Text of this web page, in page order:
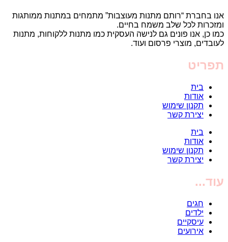
אנו בחברת “רותם מתנות מעוצבות” מתמחים במתנות ממותגות
ומזכרות לכל שלב משמח בחיים.
כמו כן, אנו פונים גם לנישה העסקית כמו מתנות ללקוחות, מתנות
לעובדים, מוצרי פרסום ועוד.
תפריט
בית
אודות
תקנון שימוש
יצירת קשר
בית
אודות
תקנון שימוש
יצירת קשר
עוד...
חגים
ילדים
עיסקיים
אירועים